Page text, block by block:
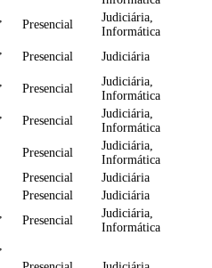
Presencial
Judiciária,
Informática
Presencial Judiciária
Presencial
Judiciária,
Informática
Presencial
Judiciária,
Informática
Presencial
Judiciária,
Informática
Presencial
Judiciária
Presencial
Judiciária
Presencial
Judiciária,
Informática